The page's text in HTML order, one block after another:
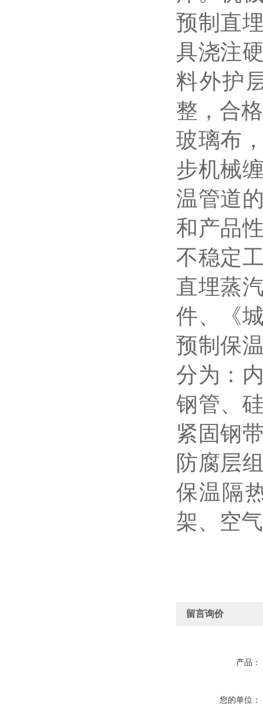
预制直
具浇注
料外护
整，合
玻璃布
步机械
温管道
和产品
不稳定
直埋蒸
件、《
预制保
分为：
钢管、
紧固钢
防腐层
保温隔
架、空
留言询价
产品：
您的单位：